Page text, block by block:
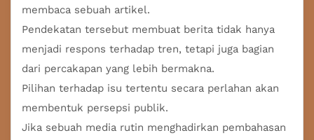
membaca sebuah artikel.
Pendekatan tersebut membuat berita tidak hanya
menjadi respons terhadap tren, tetapi juga bagian
dari percakapan yang lebih bermakna.
Pilihan terhadap isu tertentu secara perlahan akan
membentuk persepsi publik.
Jika sebuah media rutin menghadirkan pembahasan